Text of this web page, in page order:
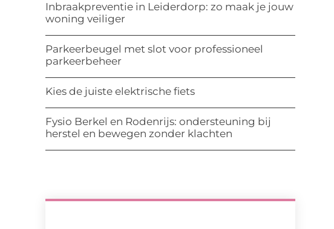
Inbraakpreventie in Leiderdorp: zo maak je jouw
woning veiliger
Parkeerbeugel met slot voor professioneel
parkeerbeheer
Kies de juiste elektrische fiets
Fysio Berkel en Rodenrijs: ondersteuning bij
herstel en bewegen zonder klachten